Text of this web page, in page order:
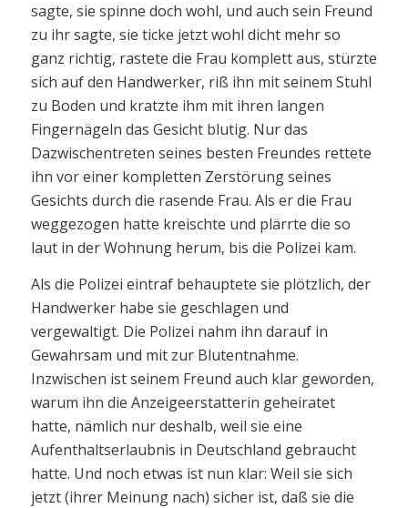
sagte, sie spinne doch wohl, und auch sein Freund
zu ihr sagte, sie ticke jetzt wohl dicht mehr so
ganz richtig, rastete die Frau komplett aus, stürzte
sich auf den Handwerker, riß ihn mit seinem Stuhl
zu Boden und kratzte ihm mit ihren langen
Fingernägeln das Gesicht blutig. Nur das
Dazwischentreten seines besten Freundes rettete
ihn vor einer kompletten Zerstörung seines
Gesichts durch die rasende Frau. Als er die Frau
weggezogen hatte kreischte und plärrte die so
laut in der Wohnung herum, bis die Polizei kam.
Als die Polizei eintraf behauptete sie plötzlich, der
Handwerker habe sie geschlagen und
vergewaltigt. Die Polizei nahm ihn darauf in
Gewahrsam und mit zur Blutentnahme.
Inzwischen ist seinem Freund auch klar geworden,
warum ihn die Anzeigeerstatterin geheiratet
hatte, nämlich nur deshalb, weil sie eine
Aufenthaltserlaubnis in Deutschland gebraucht
hatte. Und noch etwas ist nun klar: Weil sie sich
jetzt (ihrer Meinung nach) sicher ist, daß sie die